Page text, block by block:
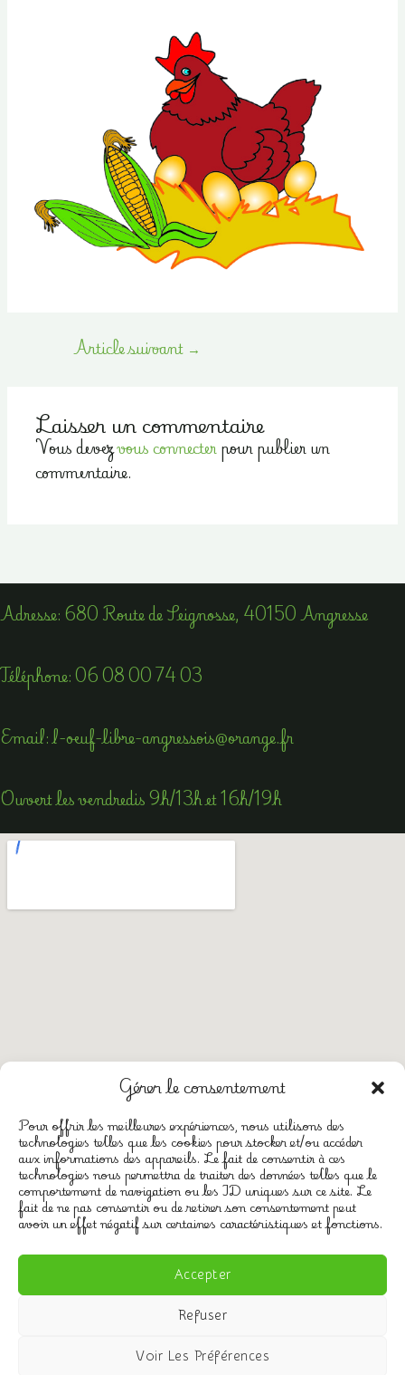
Gérer le consentement
Pour offrir les meilleures expériences, nous utilisons des
technologies telles que les cookies pour stocker et/ou accéder
aux informations des appareils. Le fait de consentir à ces
technologies nous permettra de traiter des données telles que le
comportement de navigation ou les ID uniques sur ce site. Le
fait de ne pas consentir ou de retirer son consentement peut
avoir un effet négatif sur certaines caractéristiques et fonctions.
Accepter
Refuser
Voir Les Préférences
NavigationArticle suivant →
Laisser un commentaire
Vous devezvous connecterpour publier un
commentaire.
Adress​e: 680 Route de Seignosse, 40150 Angresse
Téléphone​:06 08 00 74 03
Email​: l-oeuf-libre-angressois@orange.fr
Ouvert les vendredis 9h/13h et 16h/19h
CGV
Mentions légales
Politique de confidentialité
Politique de cookies (UE)
Copyright ©d&dwebmarketing